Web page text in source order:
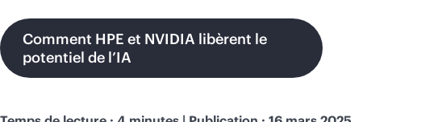
Comment HPE et NVIDIA libèrent le
potentiel de l’IA